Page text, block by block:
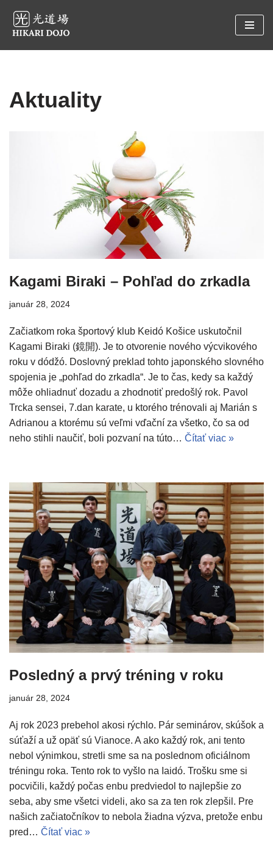
Preskočiť
na
Aktuality
Kagami Biraki – Pohľad do zrkadla
január 28, 2024
Začiatkom roka športový klub Keidó Košice uskutočnil
Kagami Biraki (鏡開). Je to otvorenie nového výcvikového
roku v dódžó. Doslovný preklad tohto japonského slovného
spojenia je „pohľad do zrkadla“. Je to čas, kedy sa každý
môže ohliadnuť dozadu a zhodnotiť predošlý rok. Pavol
Trcka sensei, 7.dan karate, u ktorého trénovali aj Marián s
Adrianou a ktorému sú veľmi vďační za všetko, čo sa od
neho stihli naučiť, boli pozvaní na túto… Čítať viac »
Posledný a prvý tréning v roku
január 28, 2024
Aj rok 2023 prebehol akosi rýchlo. Pár seminárov, skúšok a
súťaží a už opäť sú Vianoce. A ako každý rok, ani tento
nebol výnimkou, stretli sme sa na poslednom oficiálnom
tréningu roka. Tento rok to vyšlo na Iaidó. Trošku sme si
pocvičili, každý počas enbu predviedol to najlepšie zo
seba, aby sme všetci videli, ako sa za ten rok zlepšil. Pre
našich začiatočníkov to nebola žiadna výzva, pretože enbu
pred… Čítať viac »